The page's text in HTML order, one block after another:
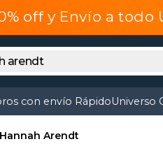
off y Envío a todo
con envío RápidoUniverso
Hannah Arendt